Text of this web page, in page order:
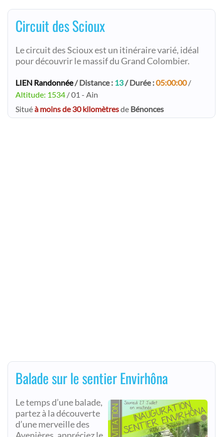
Circuit des Scioux
Le circuit des Scioux est un itinéraire varié, idéal
pour découvrir le massif du Grand Colombier.
LIEN Randonnée/ Distance : 13/ Durée :05:00:00/
Altitude: 1534 / 01 - Ain
Situéà moins de 30 kilomètresde Bénonces
Balade sur le sentier Envirhôna
Le temps d’une balade,
partez à la découverte
d’une merveille des